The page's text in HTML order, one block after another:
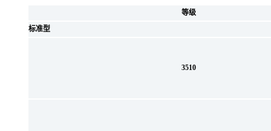
等级
标准型
3510